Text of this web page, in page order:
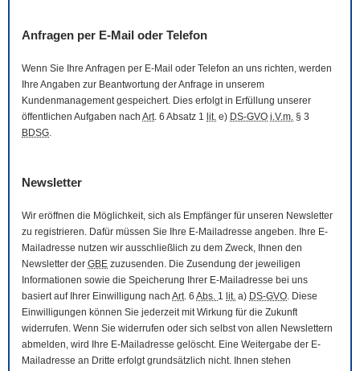
Anfragen per E-Mail oder Telefon
Wenn Sie Ihre Anfragen per E-Mail oder Telefon an uns richten, werden
Ihre Angaben zur Beantwortung der Anfrage in unserem
Kundenmanagement gespeichert. Dies erfolgt in Erfüllung unserer
öffentlichen Aufgaben nach Art. 6 Absatz 1 lit. e) DS-GVO i.V.m. § 3
BDSG.
Newsletter
Wir eröffnen die Möglichkeit, sich als Empfänger für unseren Newsletter
zu registrieren. Dafür müssen Sie Ihre E-Mail adresse angeben. Ihre E-
Mail adresse nutzen wir ausschließlich zu dem Zweck, Ihnen den
Newsletter der GBE zuzusenden. Die Zusendung der jeweiligen
Informationen sowie die Speicherung Ihrer E-Mail adresse bei uns
basiert auf Ihrer Einwilligung nach Art. 6 Abs. 1 lit. a) DS-GVO. Diese
Einwilligungen können Sie jederzeit mit Wirkung für die Zukunft
widerrufen. Wenn Sie widerrufen oder sich selbst von allen Newslettern
abmelden, wird Ihre E-Mail adresse gelöscht. Eine Weitergabe der E-
Mail adresse an Dritte erfolgt grundsätzlich nicht. Ihnen stehen